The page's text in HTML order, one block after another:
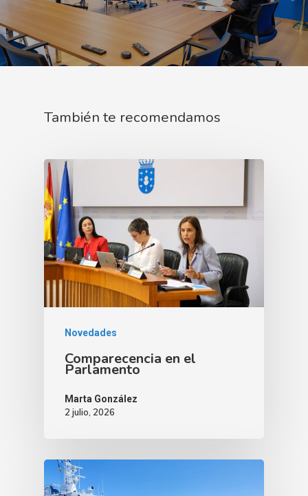
También te recomendamos
Novedades
Comparecencia en el
Parlamento
Marta González
2 julio, 2026